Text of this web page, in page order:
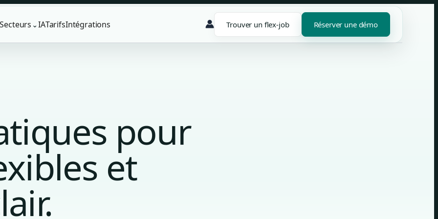
Secteurs ⌄IATarifsIntégrations Trouver un flex-job Réserver une démo
pour
et